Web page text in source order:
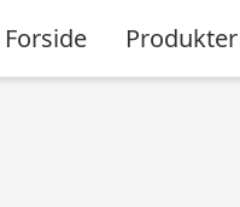
Forside Produkter